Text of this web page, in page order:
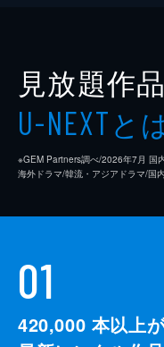
見放題作
U-NEXTと
※GEM Partners調べ/2026年7⽉ 国
海外ドラマ/韓流・アジアドラマ/国
01
420,000 本以上